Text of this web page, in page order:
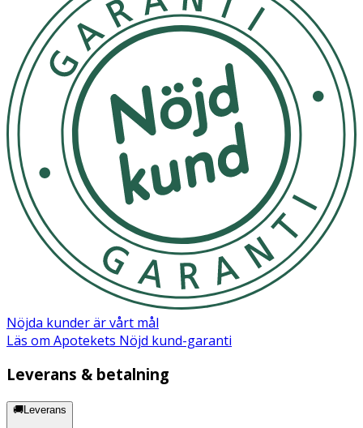
Nöjda kunder är vårt mål
Läs om Apotekets Nöjd kund-garanti
Leverans & betalning
🚚Leverans